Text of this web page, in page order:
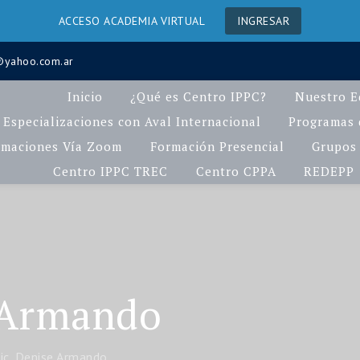
ACCESO ACADEMIA VIRTUAL INGRESAR
Inicio ¿Qué es Centro IPPC?
Nuestro
Especializaciones con Aval Internacional
Vía Zoom
Formación Presencial
Centro IPPC TREC
Centro CPPA REDEPP
Denise Armando